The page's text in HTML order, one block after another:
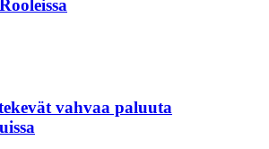
vahvaa paluuta